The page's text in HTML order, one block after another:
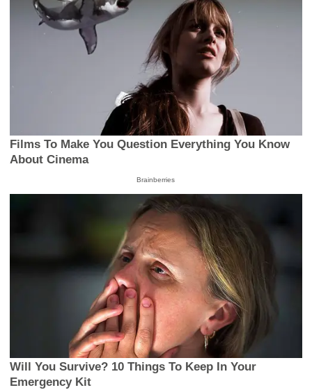
Films To Make You Question Everything You Know
About Cinema
Brainberries
Will You Survive? 10 Things To Keep In Your
Emergency Kit